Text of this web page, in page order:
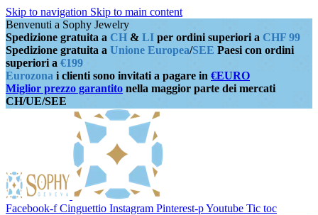
Skip to navigation Skip to main content
Benvenuti a Sophy Jewelry
Spedizione gratuita a CH & LI per ordini superiori a CHF 99
Spedizione gratuita a Unione Europea/SEE Paesi con ordini
superiori a €199
Eurozona i clienti sono invitati a pagare in €EURO
Miglior prezzo garantito nella maggior parte dei mercati
CH/UE/SEE
Facebook-f Cinguettio Instagram Pinterest-pYoutube Tic toc